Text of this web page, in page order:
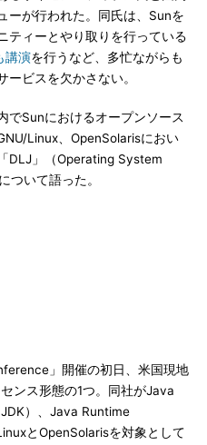
ーが行われた。同氏は、Sunを
ティーとやり取りを行っている
講演を行うなど、多忙ながらも
ビスを欠かさない。
Sunにおけるオープンソース
Linux、OpenSolarisにおい
DLJ」（Operating System
いて語った。
」開催の初日、米国現地
ンス形態の1つ。同社がJava
）、Java Runtime
とOpenSolarisを対象として